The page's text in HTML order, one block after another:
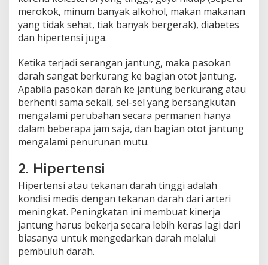
merokok, minum banyak alkohol, makan makanan
yang tidak sehat, tiak banyak bergerak), diabetes
dan hipertensi juga.
Ketika terjadi serangan jantung, maka pasokan
darah sangat berkurang ke bagian otot jantung.
Apabila pasokan darah ke jantung berkurang atau
berhenti sama sekali, sel-sel yang bersangkutan
mengalami perubahan secara permanen hanya
dalam beberapa jam saja, dan bagian otot jantung
mengalami penurunan mutu.
2. Hipertensi
Hipertensi atau tekanan darah tinggi adalah
kondisi medis dengan tekanan darah dari arteri
meningkat. Peningkatan ini membuat kinerja
jantung harus bekerja secara lebih keras lagi dari
biasanya untuk mengedarkan darah melalui
pembuluh darah.